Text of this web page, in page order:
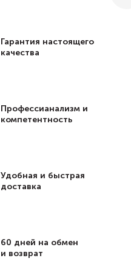
Гарантия настоящего
качества
Профессианализм и
компетентность
Удобная и быстрая
доставка
60 дней на обмен
и возврат